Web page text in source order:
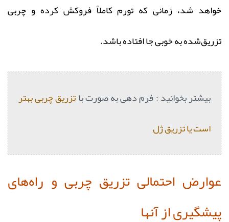
خواهد شد، زمانی که تورم کاملاً فروکش کرده و چربی
تزریق‌شده به‌ خوبی جا افتاده باشد.
بیشتر بخوانید : فرم دهی به صورت باتزریق چربی بهتر
است یا تزریق ژل
عوارض احتمالی تزریق چربی و راه‌های
پیشگیری از آنها